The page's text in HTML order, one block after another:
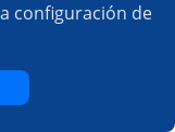
en
(NVMe-oF) y
prometen un
embargo, tras
configuración de